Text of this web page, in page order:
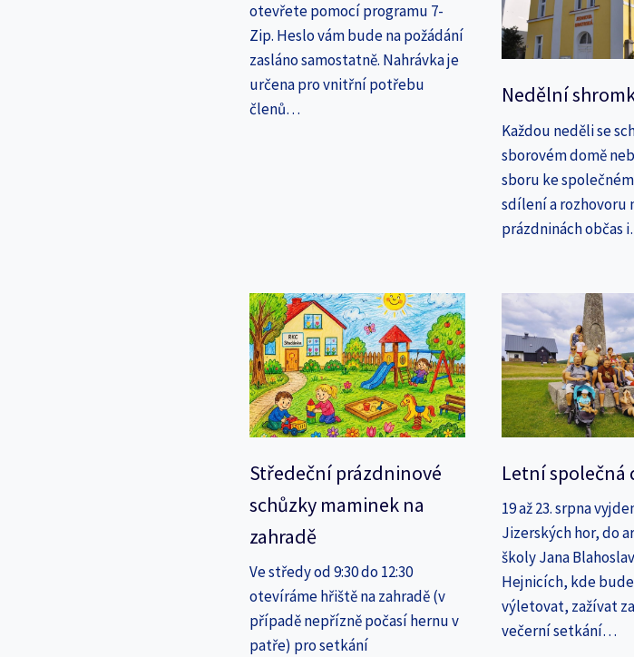
otevřete pomocí programu 7-
Zip. Heslo vám bude na požádání
zasláno samostatně. Nahrávka je
určena pro vnitřní potřebu
členů…
Nedělní
Každou neděli se
sborovém domě
sboru ke
sdílení a rozhovoru
prázdninách občas
Středeční prázdninové
schůzky maminek na
zahradě
Ve středy od 9:30 do 12:30
otevíráme hřiště na zahradě (v
případě nepřízně počasí hernu v
patře) pro setkání
Letní společná
19 až 23. srpna
Jizerských hor, do
školy Jana
Hejnicích, kde
výletovat, zažívat
večerní setkání…